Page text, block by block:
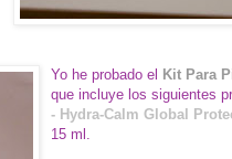
Yo he probado el Kit Para
que incluye los siguientes
- Hydra-Calm Global
15 ml.